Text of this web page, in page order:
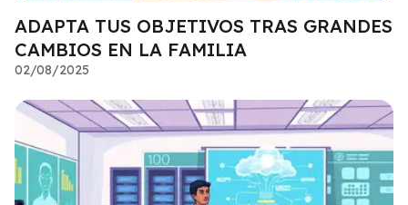
ADAPTA TUS OBJETIVOS TRAS GRANDES
CAMBIOS EN LA FAMILIA
02/08/2025